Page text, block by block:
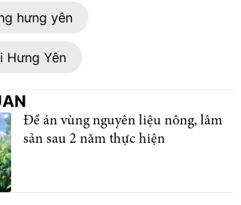
hưng yên
Hưng Yên
Đề án vùng nguyên liệu nông, lâm
sản sau 2 năm thực hiện